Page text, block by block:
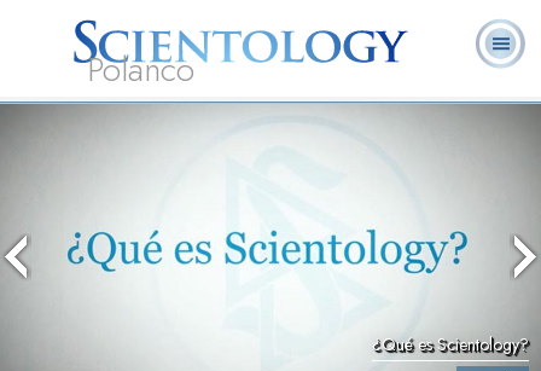
Polanco
¿Qué es Scientology?